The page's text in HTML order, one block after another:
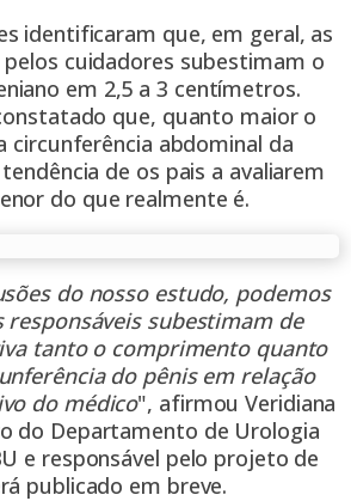
identificaram que, em geral, as
cuidadores subestimam o
em 2,5 a 3 centímetros.
que, quanto maior o
circunferência abdominal da
de os pais a avaliarem
do que realmente é.
do nosso estudo, podemos
responsáveis subestimam de
tanto o comprimento quanto
do pênis em relação
do médico", afirmou Veridiana
do Departamento de Urologia
e responsável pelo projeto de
publicado em breve.